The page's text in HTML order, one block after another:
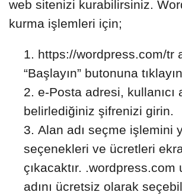
web sitenizi kurabilirsiniz.
kurma işlemleri için;
https://wordpress.com/tr
“Başlayın” butonuna
e-Posta adresi, kullanıcı
belirlediğiniz şifrenizi girin.
Alan adı seçme işlemini
seçenekleri ve ücretleri
çıkacaktır. .wordpress.com
adını ücretsiz olarak